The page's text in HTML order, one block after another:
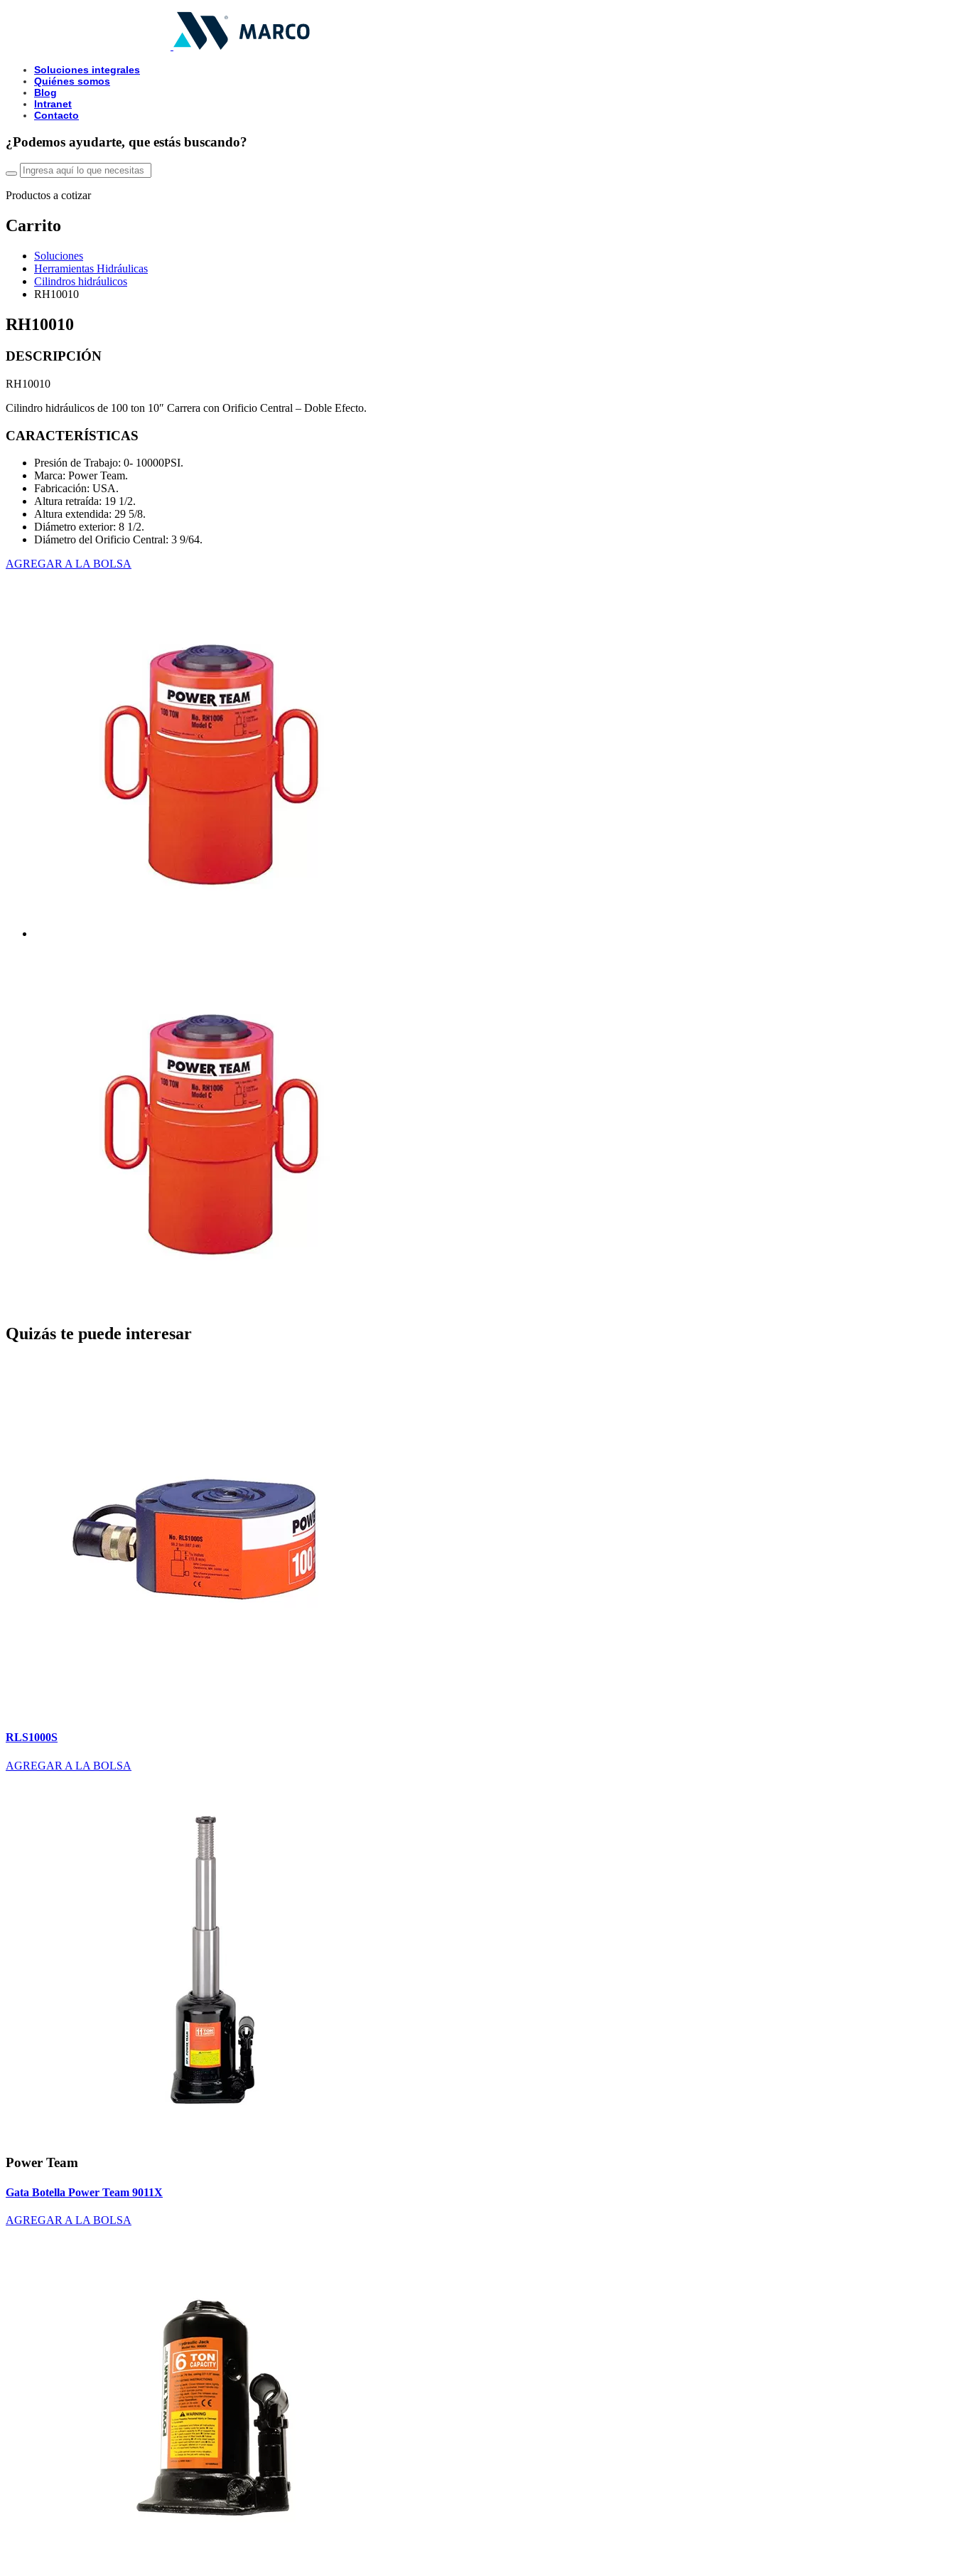
Soluciones integrales
Quiénes somos
Blog
Intranet
Contacto
¿Podemos ayudarte, que estás buscando?
Productos a cotizar
Carrito
Soluciones
Herramientas Hidráulicas
Cilindros hidráulicos
RH10010
RH10010
DESCRIPCIÓN
RH10010
Cilindro hidráulicos de 100 ton 10″ Carrera con Orificio Central – Doble Efecto.
CARACTERÍSTICAS
Presión de Trabajo: 0- 10000PSI.
Marca: Power Team.
Fabricación: USA.
Altura retraída: 19 1/2.
Altura extendida: 29 5/8.
Diámetro exterior: 8 1/2.
Diámetro del Orificio Central: 3 9/64.
AGREGAR A LA BOLSA
Quizás te puede interesar
RLS1000S
AGREGAR A LA BOLSA
Power Team
Gata Botella Power Team 9011X
AGREGAR A LA BOLSA